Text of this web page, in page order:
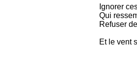
Ignorer
Qui
Refuser
Et le vent